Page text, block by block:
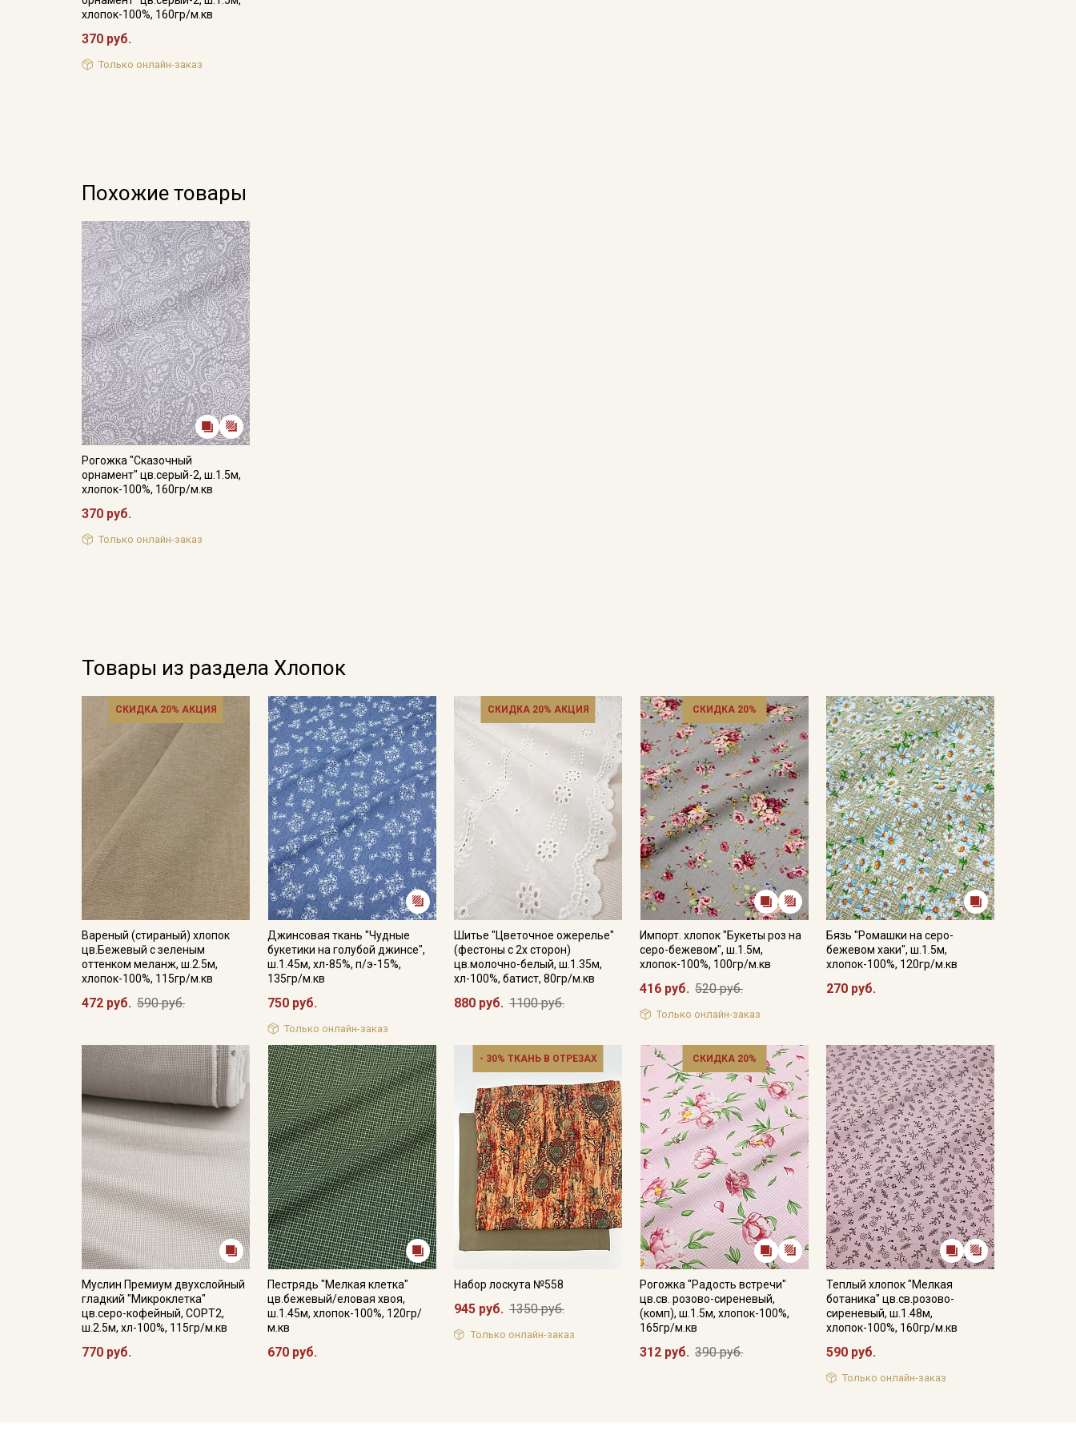
хлопок-100%, 160гр/м.кв
370 руб.
Только онлайн-заказ
Похожие товары
Рогожка "Сказочный
орнамент" цв.серый-2, ш.1.5м,
хлопок-100%, 160гр/м.кв
370 руб.
Только онлайн-заказ
Товары из раздела Хлопок
СКИДКА 20% АКЦИЯ
Вареный (стираный) хлопок
цв.Бежевый с зеленым
оттенком меланж, ш.2.5м,
хлопок-100%, 115гр/м.кв
472 руб. 590 руб.
Джинсовая ткань "Чудные
букетики на голубой джинсе",
ш.1.45м, хл-85%, п/э-15%,
135гр/м.кв
750 руб.
Только онлайн-заказ
СКИДКА 20% АКЦИЯ
Шитье "Цветочное ожерелье"
(фестоны с 2х сторон)
цв.молочно-белый, ш.1.35м,
хл-100%, батист, 80гр/м.кв
880 руб. 1100 руб.
СКИДКА 20%
Импорт. хлопок "Букеты роз на
серо-бежевом", ш.1.5м,
хлопок-100%, 100гр/м.кв
416 руб. 520 руб.
Только онлайн-заказ
Бязь "Ромашки на серо-
бежевом хаки", ш.1.5м,
хлопок-100%, 120гр/м.кв
270 руб.
Муслин Премиум двухслойный
гладкий "Микроклетка"
цв.серо-кофейный, СОРТ2,
ш.2.5м, хл-100%, 115гр/м.кв
770 руб.
Пестрядь "Мелкая клетка"
цв.бежевый/еловая хвоя,
ш.1.45м, хлопок-100%, 120гр/
м.кв
670 руб.
- 30% ТКАНЬ В ОТРЕЗАХ
Набор лоскута №558
945 руб. 1350 руб.
Только онлайн-заказ
СКИДКА 20%
Рогожка "Радость встречи"
цв.св. розово-сиреневый,
(комп), ш.1.5м, хлопок-100%,
165гр/м.кв
312 руб. 390 руб.
Теплый хлопок "Мелкая
ботаника" цв.св.розово-
сиреневый, ш.1.48м,
хлопок-100%, 160гр/м.кв
590 руб.
Только онлайн-заказ